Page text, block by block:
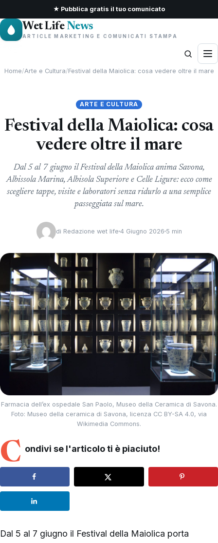
★ Pubblica gratis il tuo comunicato
Wet Life News
ARTICLE MARKETING E COMUNICATI STAMPA
Home/Arte e Cultura/Festival della Maiolica: cosa vedere oltre il mare
ARTE E CULTURA
Festival della Maiolica: cosa
vedere oltre il mare
Dal 5 al 7 giugno il Festival della Maiolica anima Savona,
Albissola Marina, Albisola Superiore e Celle Ligure: ecco come
scegliere tappe, visite e laboratori senza ridurlo a una semplice
passeggiata sul mare.
di Redazione wet life 4 Giugno 2026 5 min
Farmacia dell’ex ospedale San Paolo, Museo della Ceramica di Savona.
Foto: Museo della ceramica di Savona, licenza CC BY-SA 4.0, via
Wikimedia Commons.
C ondivi se l'articolo ti è piaciuto!
Dal 5 al 7 giugno il Festival della Maiolica porta